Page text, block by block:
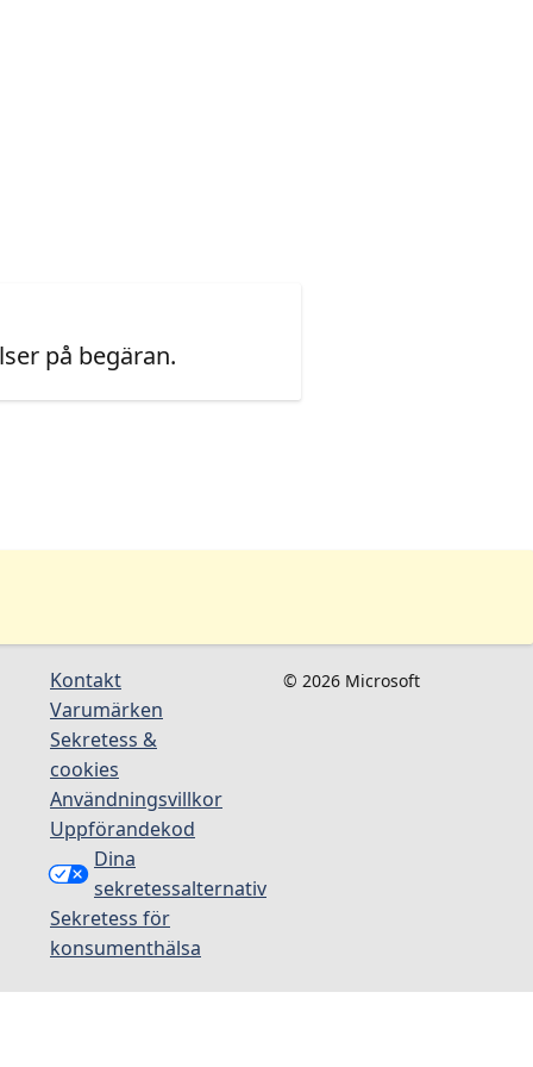
på begäran.
Kontakt
Varumärken
Sekretess &
cookies
Användningsvillkor
Uppförandekod
Dina
sekretessalternativ
Sekretess för
konsumenthälsa
© 2026 Microsoft